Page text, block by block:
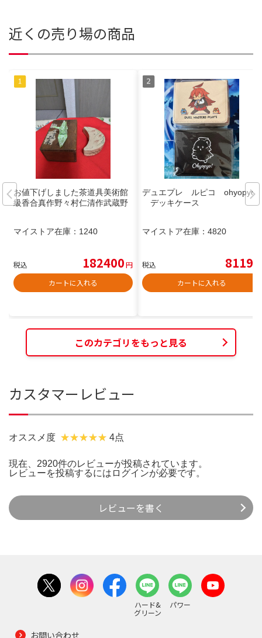
近くの売り場の商品
お値下げしました茶道具美術館
級香合真作野々村仁清作武蔵野
マイストア在庫： 1240
税込 182400円
カートに入れる
デュエプレ ルピコ ohyopyo!
デッキケース
マイストア在庫： 4820
税込 8119
カートに入れる
このカテゴリをもっと見る
カスタマーレビュー
オススメ度 4点
現在、2920件のレビューが投稿されています。
レビューを投稿するには ログインが必要です。
レビューを書く
ハード&
グリーン
パワー
お問い合わせ